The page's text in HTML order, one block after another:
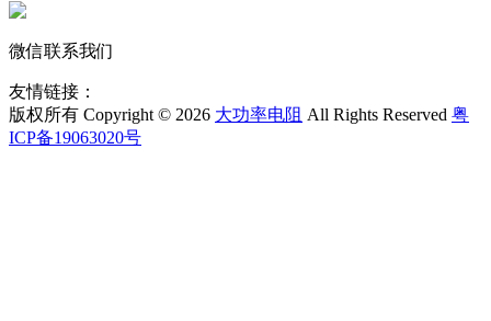
微信联系我们
友情链接：
版权所有 Copyright © 2026 大功率电阻 All Rights Reserved 粤
ICP备19063020号